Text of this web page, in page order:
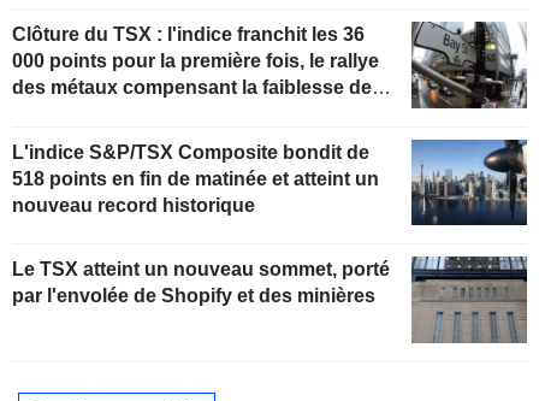
Clôture du TSX : l'indice franchit les 36
000 points pour la première fois, le rallye
des métaux compensant la faiblesse de
L'indice S&P/TSX Composite bondit de
518 points en fin de matinée et atteint un
nouveau record historique
Le TSX atteint un nouveau sommet, porté
par l'envolée de Shopify et des minières